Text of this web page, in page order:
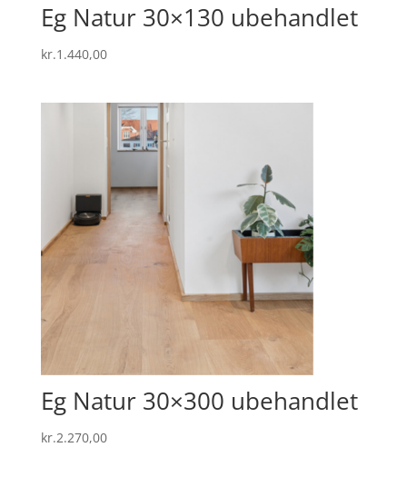
Eg Natur 30×130 ubehandlet
kr.1.440,00
Eg Natur 30×300 ubehandlet
kr.2.270,00